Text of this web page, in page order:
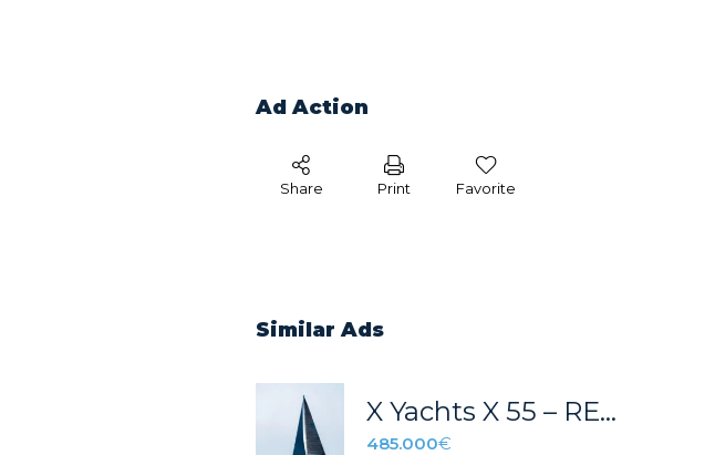
Ad Action
Share Print Favorite
Similar Ads
X Yachts X 55 – REF 005A
485.000€